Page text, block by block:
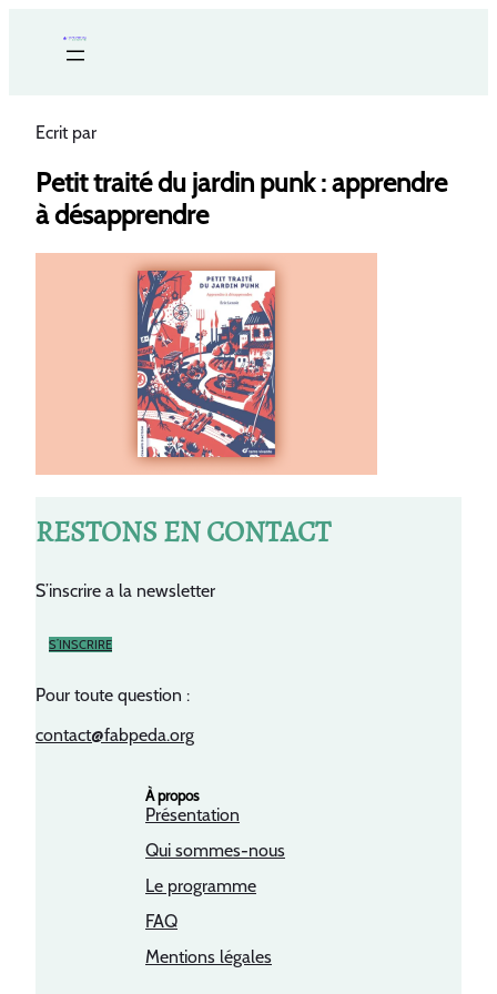
Ecrit par
Petit traité du jardin punk : apprendre
à désapprendre
RESTONS EN CONTACT
S’inscrire a la newsletter
S’INSCRIRE
Pour toute question :
contact@fabpeda.org
À propos
Présentation
Qui sommes-nous
Le programme
FAQ
Mentions légales